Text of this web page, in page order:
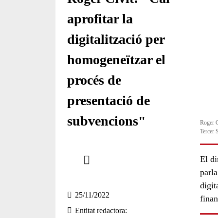
aprofitar la
digitalització per
homogeneïtzar el
procés de
presentació de
subvencions"
25/11/2022
Entitat redactora
Roger
Tercer
El